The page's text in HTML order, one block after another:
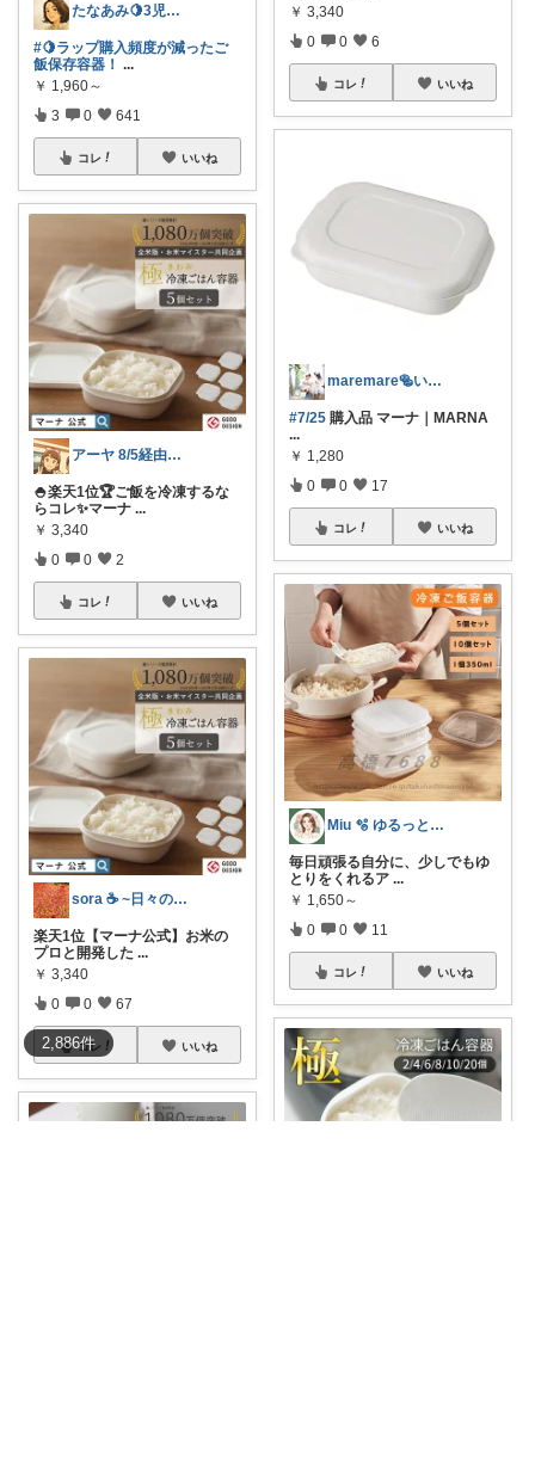
2,886件
たなあみ🍋3児ママ40代心地良い暮らし
#🍋ラップ購入頻度が減ったご
飯保存容器！ ...
￥ 1,960～
3 0 641
コレ いいね
アーヤ 8/5経由ありがとうございます
🍚楽天1位🏆ご飯を冷凍するな
らコレ✨マーナ ...
￥ 3,340
0 0 2
コレ いいね
sora ☕ ~日々の暮らしを快適に~
楽天1位【マーナ公式】お米の
プロと開発した ...
￥ 3,340
0 0 67
コレ いいね
￥ 3,340
0 0 6
コレ いいね
maremare🥯いつも🙏💕
#7/25 購入品 マーナ｜MARNA
...
￥ 1,280
0 0 17
コレ いいね
Miu 🫧 ゆるっと自分磨き。
毎日頑張る自分に、少しでもゆ
とりをくれるア ...
￥ 1,650～
0 0 11
コレ いいね